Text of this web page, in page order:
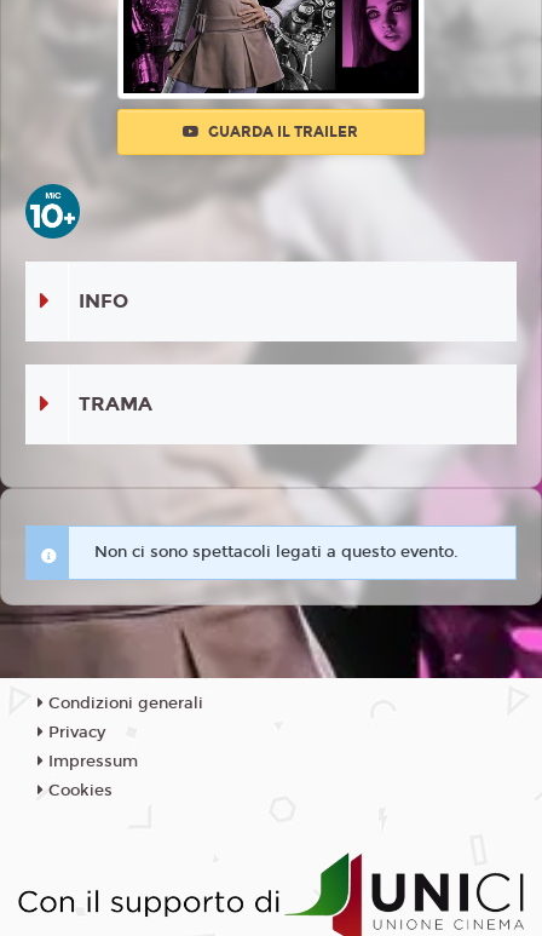
GUARDA IL TRAILER
INFO
TRAMA
Non ci sono spettacoli legati a questo evento.
Condizioni generali
Privacy
Impressum
Cookies